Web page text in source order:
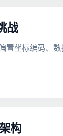
战
坐标编码、
构